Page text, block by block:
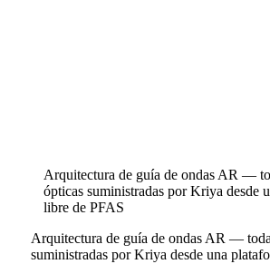
Arquitectura de guía de ondas AR —
ópticas suministradas por Kriya desde
libre de PFAS
Arquitectura de guía de ondas AR —
suministradas por Kriya desde una